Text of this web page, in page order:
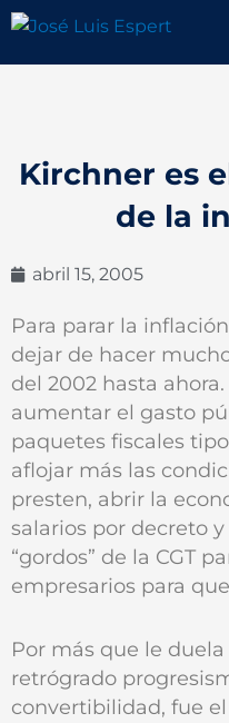
contenido
Kirchner es
de la
abril 15, 2005
Para parar la
dejar de hacer
del 2002 hasta
aumentar el gasto
paquetes fiscales
aflojar más las
presten, abrir la
salarios por decreto
“gordos” de la CGT
empresarios para
Por más que le
retrógrado
convertibilidad, fue